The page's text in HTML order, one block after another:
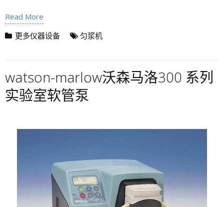
Read More
更多仪器设备
匀浆机
watson-marlow沃森马洛300 系列
实验室软管泵